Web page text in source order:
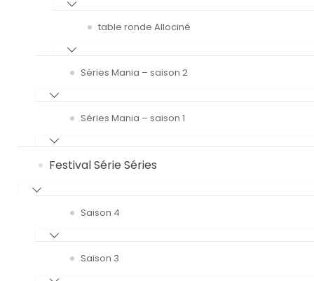
table ronde Allociné
Séries Mania – saison 2
Séries Mania – saison 1
Festival Série Séries
Saison 4
Saison 3